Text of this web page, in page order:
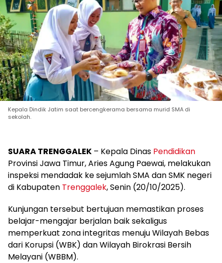
Kepala Dindik Jatim saat bercengkerama bersama murid SMA di
sekolah.
SUARA TRENGGALEK – Kepala Dinas Pendidikan
Provinsi Jawa Timur, Aries Agung Paewai, melakukan
inspeksi mendadak ke sejumlah SMA dan SMK negeri
di Kabupaten Trenggalek, Senin (20/10/2025).
Kunjungan tersebut bertujuan memastikan proses
belajar-mengajar berjalan baik sekaligus
memperkuat zona integritas menuju Wilayah Bebas
dari Korupsi (WBK) dan Wilayah Birokrasi Bersih
Melayani (WBBM).